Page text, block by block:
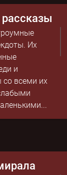
Их
и
всеми их